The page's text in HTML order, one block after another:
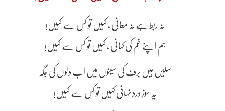
نہ ربط ہے نہ معانی ، کہیں تو کس سے کہیں!
ہم اپنے غم کی کہانی ، کہیں تو کس سے کہیں!
سلیں ہیں برف کی سینوں میں اب دلوں کی جگہ
یہ سوزِ دردِ نہانی کہیں تو کس سے کہیں!